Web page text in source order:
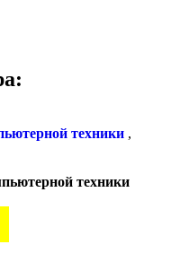
техники ,
техники